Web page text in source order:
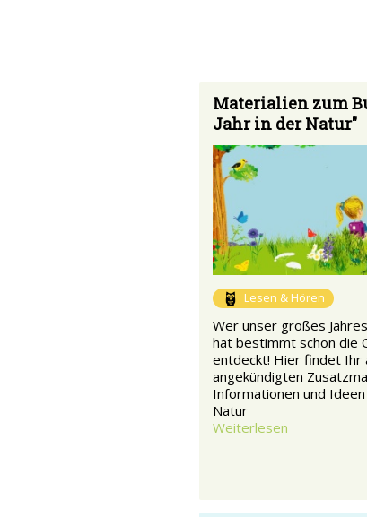
Materialien zum
Jahr in der Natur"
Lesen & Hören
Wer unser großes
hat bestimmt schon die
entdeckt! Hier findet Ihr
angekündigten
Informationen und
Natur
Weiterlesen